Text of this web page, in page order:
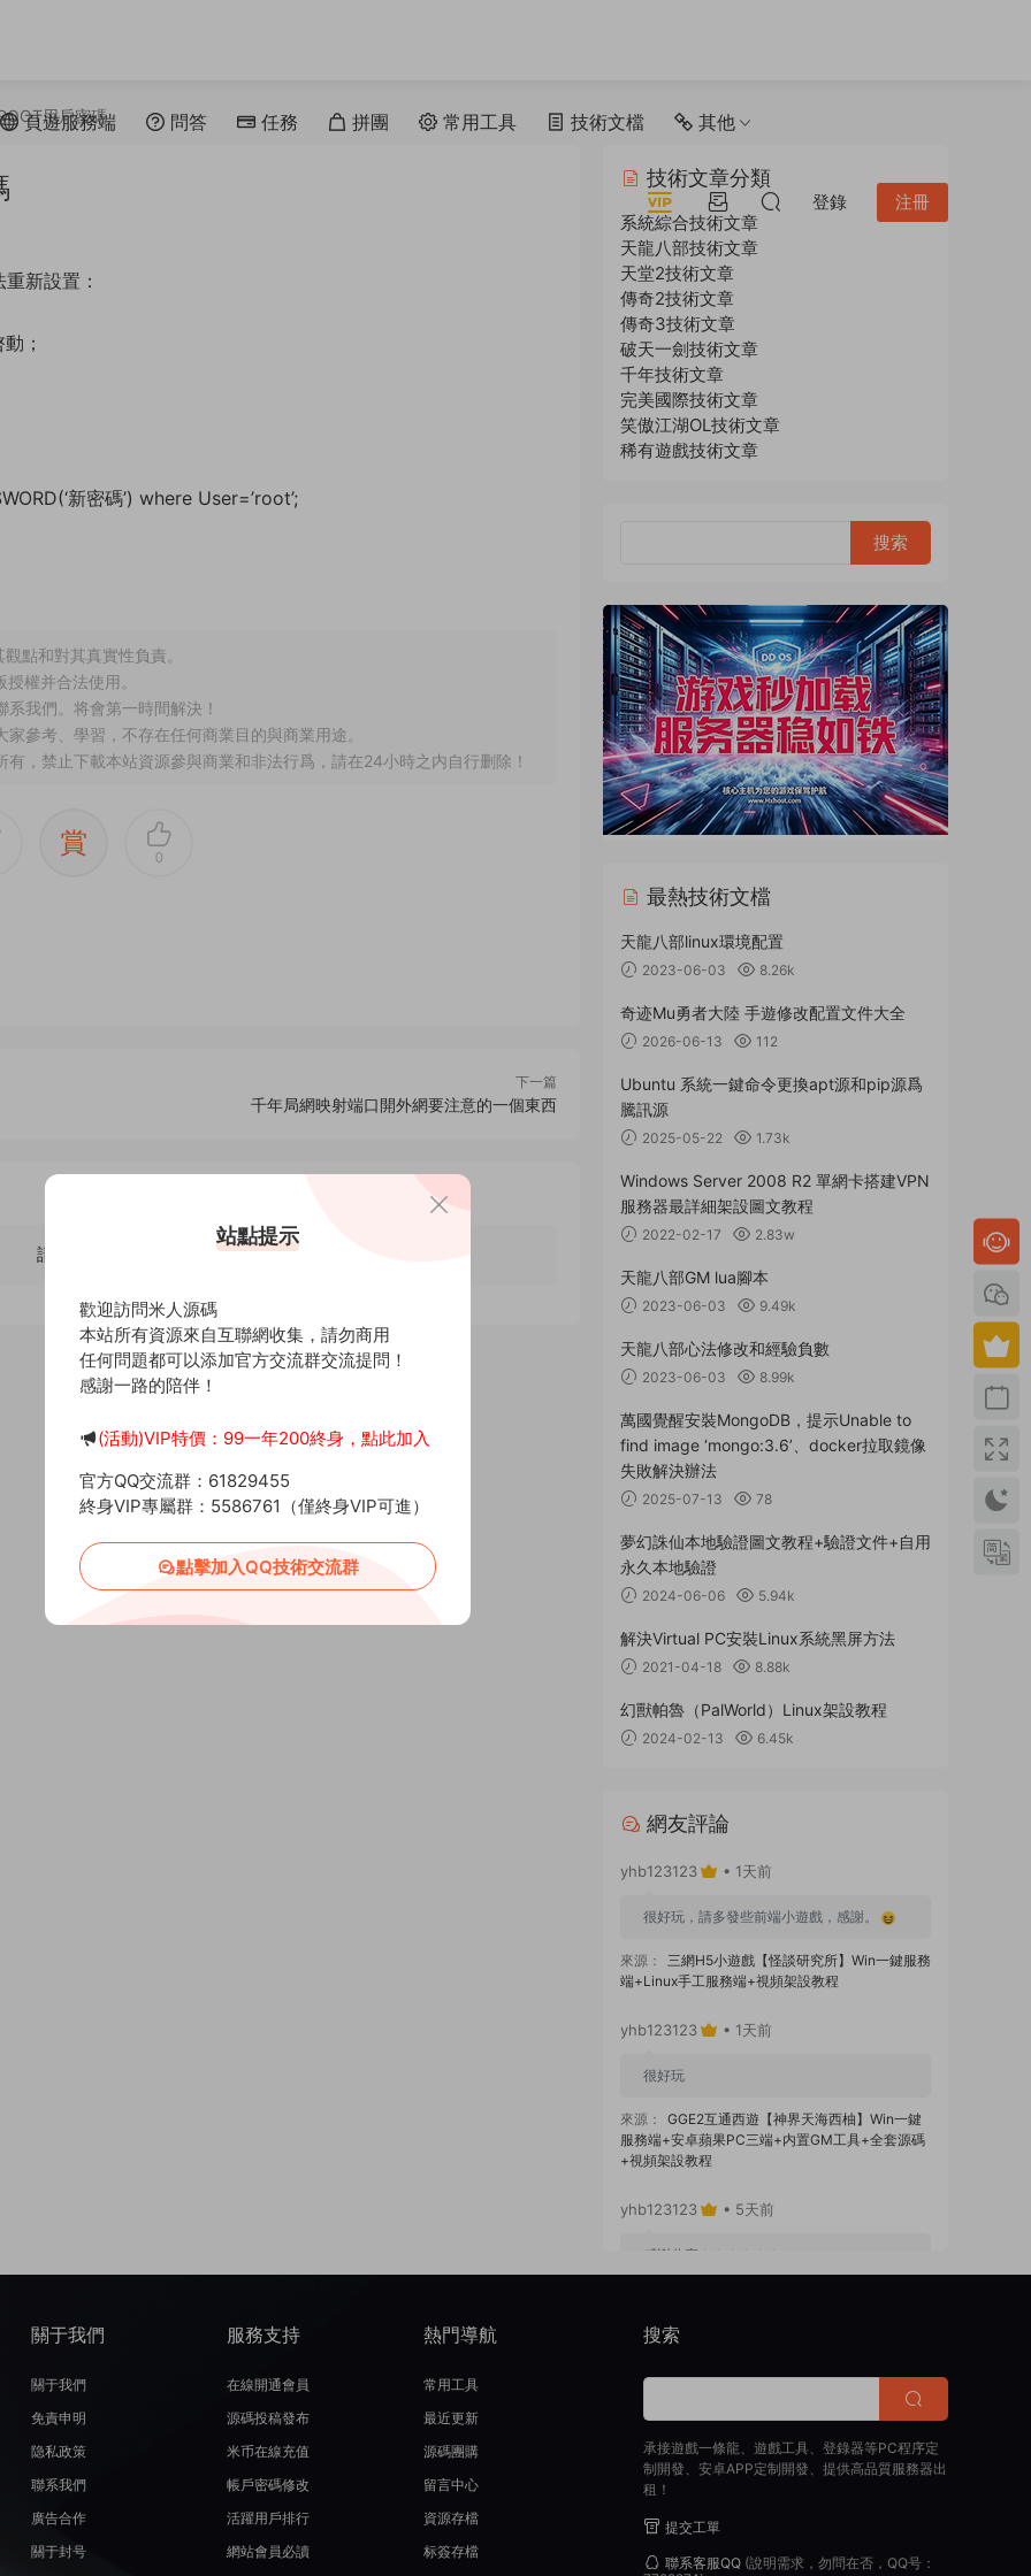
頁遊服務端 問答 任務 拼團 常用工具 技術文檔 其他
登錄 注冊
用戶密碼
新設置：
；
新密碼’) where User=’root’;
點和對其真實性負責。
權并合法使用。
我們。将會第一時間解決！
參考、學習，不存在任何商業目的與商業用途。
，禁止下載本站資源參與商業和非法行爲，請在24小時之内自行删除！
賞 0
下一篇
千年局網映射端口開外網要注意的一個東西
請先
技術文章分類
系統綜合技術文章
天龍八部技術文章
天堂2技術文章
傳奇2技術文章
傳奇3技術文章
破天一劍技術文章
千年技術文章
完美國際技術文章
笑傲江湖OL技術文章
稀有遊戲技術文章
最熱技術文檔
天龍八部linux環境配置
2023-06-03 8.26k
奇迹Mu勇者大陸 手遊修改配置文件大全
2026-06-13 112
Ubuntu 系統一鍵命令更換apt源和pip源爲
騰訊源
2025-05-22 1.73k
Windows Server 2008 R2 單網卡搭建VPN
服務器最詳細架設圖文教程
2022-02-17 2.83w
天龍八部GM lua腳本
2023-06-03 9.49k
天龍八部心法修改和經驗負數
2023-06-03 8.99k
萬國覺醒安裝MongoDB，提示Unable to
find image ‘mongo:3.6’、docker拉取鏡像
失敗解決辦法
2025-07-13 78
夢幻誅仙本地驗證圖文教程+驗證文件+自用
永久本地驗證
2024-06-06 5.94k
解決Virtual PC安裝Linux系統黑屏方法
2021-04-18 8.88k
幻獸帕魯（PalWorld）Linux架設教程
2024-02-13 6.45k
網友評論
yhb123123 • 1天前
很好玩，請多發些前端小遊戲，感謝。
來源：
三網H5小遊戲【怪談研究所】Win一鍵服務
端+Linux手工服務端+視頻架設教程
yhb123123 • 1天前
很好玩
來源：
GGE2互通西遊【神界天海西柚】Win一鍵
服務端+安卓蘋果PC三端+内置GM工具+全套源碼
+視頻架設教程
yhb123123 • 5天前
感謝分享！！！！！！
感謝分享，非常好玩。
來源： 三網H5小遊戲【非正常腦洞】Win一鍵服務
端+Linux手工服務端+視頻架設教程
【黑馬互娛】傳奇盒子
用VM
關于我們
關于我們
免責申明
隐私政策
聯系我們
廣告合作
關于封号
服務支持
在線開通會員
源碼投稿發布
米币在線充值
帳戶密碼修改
活躍用戶排行
網站會員必讀
熱門導航
常用工具
最近更新
源碼團購
留言中心
資源存檔
标簽存檔
搜索
承接遊戲一條龍、遊戲工具、登錄器等PC程序定
制開發、安卓APP定制開發、提供高品質服務器出
租！
提交工單
聯系客服QQ(說明需求，勿問在否，QQ号：
站點提示
歡迎訪問米人源碼
本站所有資源來自互聯網收集，請勿商用
任何問題都可以添加官方交流群交流提問！
感謝一路的陪伴！
(活動)VIP特價：99一年200終身，點此加入
官方QQ交流群：61829455
終身VIP專屬群：5586761（僅終身VIP可進）
點擊加入QQ技術交流群